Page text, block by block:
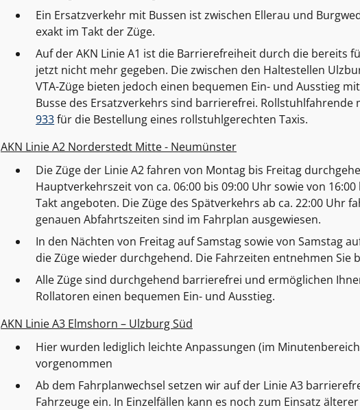
Ein Ersatzverkehr mit Bussen ist zwischen Ellerau und
exakt im Takt der Züge.
Auf der AKN Linie A1 ist die Barrierefreiheit durch die bereits
jetzt nicht mehr gegeben. Die zwischen den Haltestellen
VTA-Züge bieten jedoch einen bequemen Ein- und Ausstieg
Busse des Ersatzverkehrs sind barrierefrei.
933für die Bestellung eines rollstuhlgerechten Taxis.
AKN Linie A2 Norderstedt Mitte - Neumünster
Die Züge der Linie A2 fahren von Montag bis Freitag
Hauptverkehrszeit von ca. 06:00 bis 09:00 Uhr sowie von
Takt angeboten. Die Züge des Spätverkehrs ab ca. 22:00 Uhr
genauen Abfahrtszeiten sind im Fahrplan ausgewiesen.
In den Nächten von Freitag auf Samstag sowie von Samstag
die Züge wieder durchgehend. Die Fahrzeiten entnehmen Sie
Alle Züge sind durchgehend barrierefrei und ermöglichen
Rollatoren einen bequemen Ein- und Ausstieg.
AKN Linie A3 Elmshorn – Ulzburg Süd
Hier wurden lediglich leichte Anpassungen (im
vorgenommen
Ab dem Fahrplanwechsel setzen wir auf der Linie A3
Fahrzeuge ein. In Einzelfällen kann es noch zum Einsatz